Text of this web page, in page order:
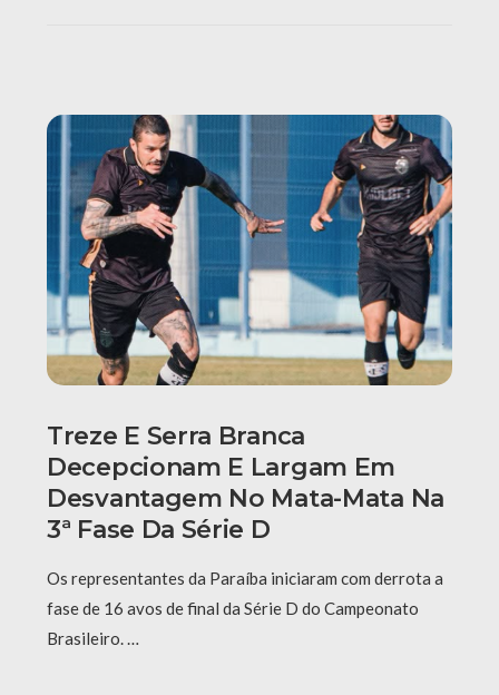
Treze E Serra Branca
Decepcionam E Largam Em
Desvantagem No Mata-Mata Na
3ª Fase Da Série D
Os representantes da Paraíba iniciaram com derrota a
fase de 16 avos de final da Série D do Campeonato
Brasileiro. …